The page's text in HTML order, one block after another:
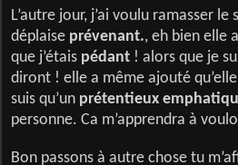
L’autre jour, j’ai voulu ramasser
déplaise prévenant., eh bien elle
que j’étais pédant ! alors que je
diront ! elle a même ajouté
suis qu’un prétentieux
personne. Ca m’apprendra à
Bon passons à autre chose tu